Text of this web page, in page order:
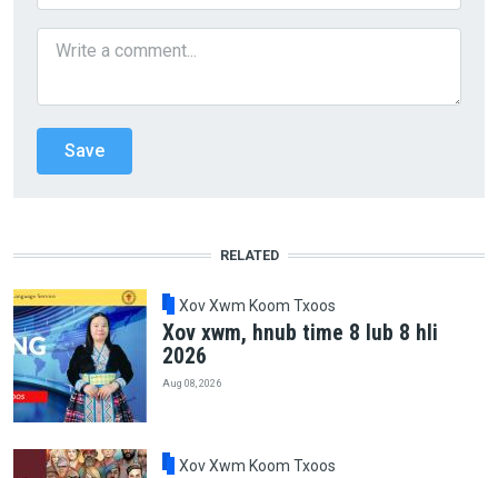
RELATED
Xov Xwm Koom Txoos
Xov xwm, hnub time 8 lub 8 hli
2026
Aug 08, 2026
Xov Xwm Koom Txoos